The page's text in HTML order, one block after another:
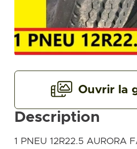
Description
1 PNEU 12R22.5 AURORA
Ouvrir la